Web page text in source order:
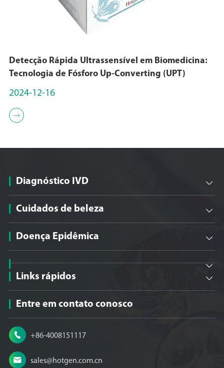
Detecção Rápida Ultrassensível em Biomedicina:
Tecnologia de Fósforo Up-Converting (UPT)
2024-12-16

Diagnóstico IVD 
Cuidados de beleza 
Doença Epidêmica 

Links rápidos 
Entre em contato conosco
 +86-4008151117
 sales@hotgen.com.cn